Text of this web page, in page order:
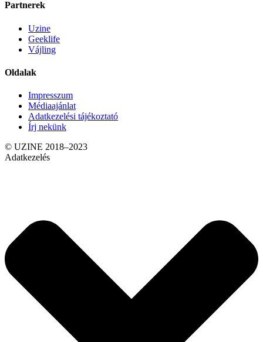
Partnerek
Uzine
Geeklife
Vájling
Oldalak
Impresszum
Médiaajánlat
Adatkezelési tájékoztató
Írj nekünk
© UZINE 2018–2023
Adatkezelés